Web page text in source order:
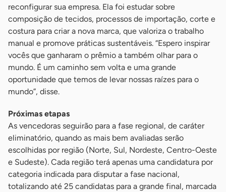
reconfigurar sua empresa. Ela foi estudar sobre
composição de tecidos, processos de importação, corte e
costura para criar a nova marca, que valoriza o trabalho
manual e promove práticas sustentáveis. “Espero inspirar
vocês que ganharam o prêmio a também olhar para o
mundo. É um caminho sem volta e uma grande
oportunidade que temos de levar nossas raízes para o
mundo”, disse.
Próximas etapas
As vencedoras seguirão para a fase regional, de caráter
eliminatório, quando as mais bem avaliadas serão
escolhidas por região (Norte, Sul, Nordeste, Centro-Oeste
e Sudeste). Cada região terá apenas uma candidatura por
categoria indicada para disputar a fase nacional,
totalizando até 25 candidatas para a grande final, marcada